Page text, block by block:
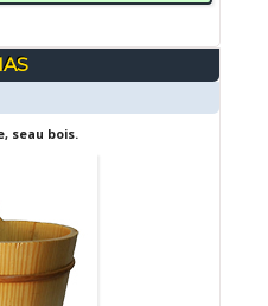
seau bois.